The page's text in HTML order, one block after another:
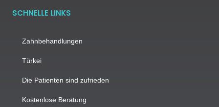
SCHNELLE LINKS
Zahnbehandlungen
Türkei
Die Patienten sind zufrieden
Kostenlose Beratung